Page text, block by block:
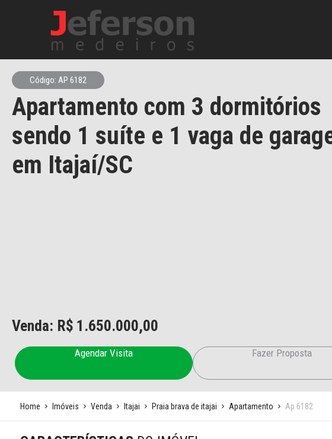
Código: AP 6182
Apartamento com 3 dormitórios
sendo 1 suíte e 1 vaga de
em Itajaí/SC
Venda: R$ 1.650.000,00
Agendar Visita Fazer Proposta
Home Imóveis Venda Itajai Praia brava de itajai Apartamento Ap 6182